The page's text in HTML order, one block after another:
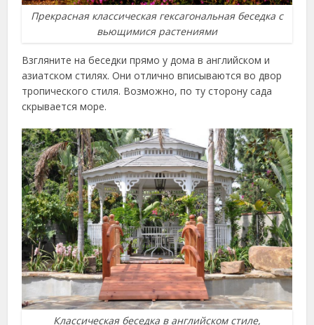
Прекрасная классическая гексагональная беседка с
вьющимися растениями
Взгляните на беседки прямо у дома в английском и
азиатском стилях. Они отлично вписываются во двор
тропического стиля. Возможно, по ту сторону сада
скрывается море.
Классическая беседка в английском стиле,